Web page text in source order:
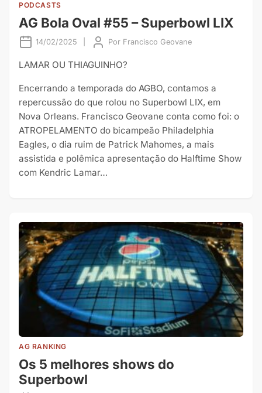
PODCASTS
AG Bola Oval #55 – Superbowl LIX
14/02/2025 Por Francisco Geovane
LAMAR OU THIAGUINHO?
Encerrando a temporada do AGBO, contamos a
repercussão do que rolou no Superbowl LIX, em
Nova Orleans. Francisco Geovane conta como foi: o
ATROPELAMENTO do bicampeão Philadelphia
Eagles, o dia ruim de Patrick Mahomes, a mais
assistida e polêmica apresentação do Halftime Show
com Kendric Lamar…
AG RANKING
Os 5 melhores shows do
Superbowl